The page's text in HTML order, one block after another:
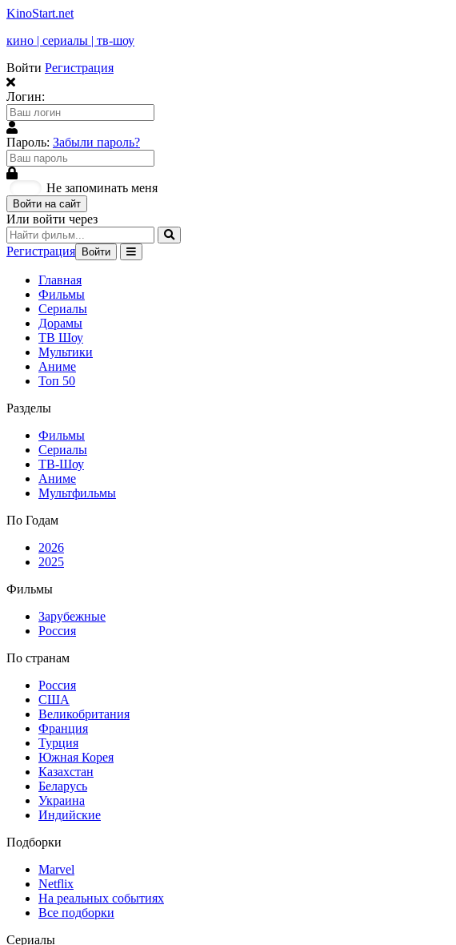
KinoStart.net
кино | сериалы | тв-шоу
Войти Регистрация
Логин:
Пароль: Забыли пароль?
Не запоминать меня
Войти на сайт
Или войти через
Регистрация Войти
Главная
Фильмы
Сериалы
Дорамы
ТВ Шоу
Мультики
Аниме
Топ 50
Разделы
Фильмы
Сериалы
ТВ-Шоу
Аниме
Мультфильмы
По Годам
2026
2025
Фильмы
Зарубежные
Россия
По странам
Россия
США
Великобритания
Франция
Турция
Южная Корея
Казахстан
Беларусь
Украина
Индийские
Подборки
Marvel
Netflix
На реальных событиях
Все подборки
Сериалы